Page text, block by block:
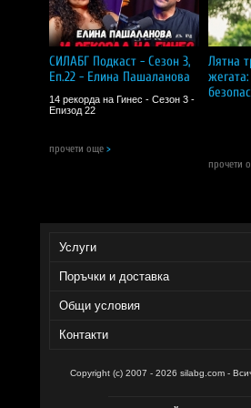
Забележки:
Не превишавайте
Съхранявайте на сухо и хладно
CИЛA БГ Tийм!
Доставчик на продукта - И фудс
СИЛАБГ Подкаст - Сезон 3,
Еп.22 - Елина Пашаланова
14 рекорда на Гинес - Сезон 3 -
Епизод 22
прочети още >
Лятна
прочети
Услуги
Поръчки и доставка
Общи условия
Контакти
Copyright (c) 2007 - 2026 silabg.com -